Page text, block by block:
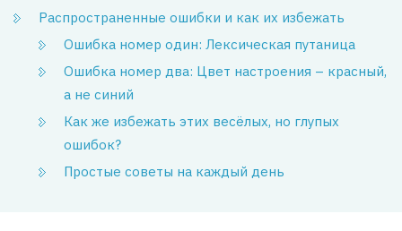
Распространенные ошибки и как их избежать
Ошибка номер один: Лексическая путаница
Ошибка номер два: Цвет настроения – красный,
а не синий
Как же избежать этих весёлых, но глупых
ошибок?
Простые советы на каждый день